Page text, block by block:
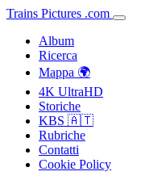
Trains Pictures .com
Album
Ricerca
Mappa 🌍
4K UltraHD
Storiche
KBS 🇦🇹
Rubriche
Contatti
Cookie Policy